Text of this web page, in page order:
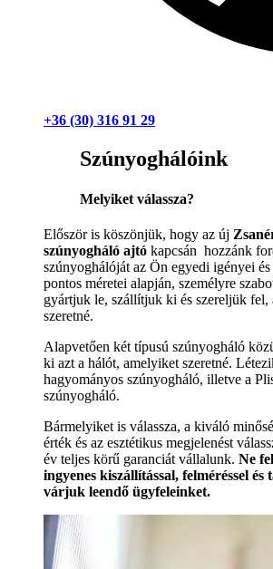
+36 (30) 316 91 29
Szúnyoghálóink
Melyiket válassza?
Először is köszönjük, hogy az új
szúnyogháló ajtó kapcsán hozzánk
szúnyoghálóját az Ön egyedi igényei
pontos méretei alapján, személyre
gyártjuk le, szállítjuk ki és szereljük fel,
szeretné.
Alapvetően két típusú szúnyogháló
ki azt a hálót, amelyiket szeretné.
hagyományos szúnyogháló, illetve a
szúnyogháló.
Bármelyiket is válassza, a kiváló
érték és az esztétikus megjelenést
év teljes körű garanciát vállalunk. Ne
ingyenes kiszállítással, felméréssel és
várjuk leendő ügyfeleinket.